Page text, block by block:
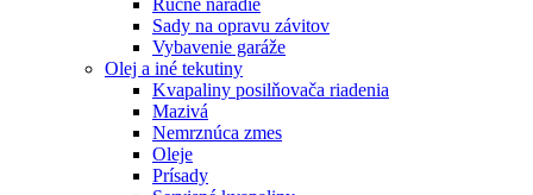
Sady na opravu závitov
Vybavenie garáže
Olej a iné tekutiny
Kvapaliny posilňovača riadenia
Mazivá
Nemrznúca zmes
Oleje
Prísady